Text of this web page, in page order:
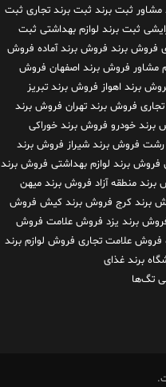
مشاور ثبت برند ثبت برند تجاری ثبت
ثبت برند لوازم بهداشتی ثبت
فروش برند فروش برند آماده فروش
مشاور فروش برند اصفهان فروش
برند اهواز فروش برند تبریز
فروش برند تهران فروش برند
برند خودرو فروش برند خوراکی
رشت فروش برند شیراز فروش برند
فروش برند لوازم بهداشتی فروش برند
منطقه آزاد فروش برند میهن
برند کرج فروش برند کیش فروش
برند یزد فروش علامت فروش
فروش علامت تجاری فروش لوازم برند
برند غذای
تگ‌ها